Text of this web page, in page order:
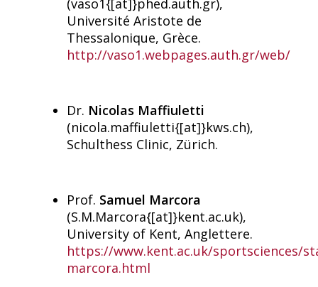
(vaso1{[at]}phed.auth.gr),
Université Aristote de
Thessalonique, Grèce.
http://vaso1.webpages.auth.gr/web/
Dr. Nicolas Maffiuletti
(nicola.maffiuletti{[at]}kws.ch),
Schulthess Clinic, Zürich.
Prof. Samuel Marcora
(S.M.Marcora{[at]}kent.ac.uk),
University of Kent, Anglettere.
https://www.kent.ac.uk/sportsciences/
marcora.html